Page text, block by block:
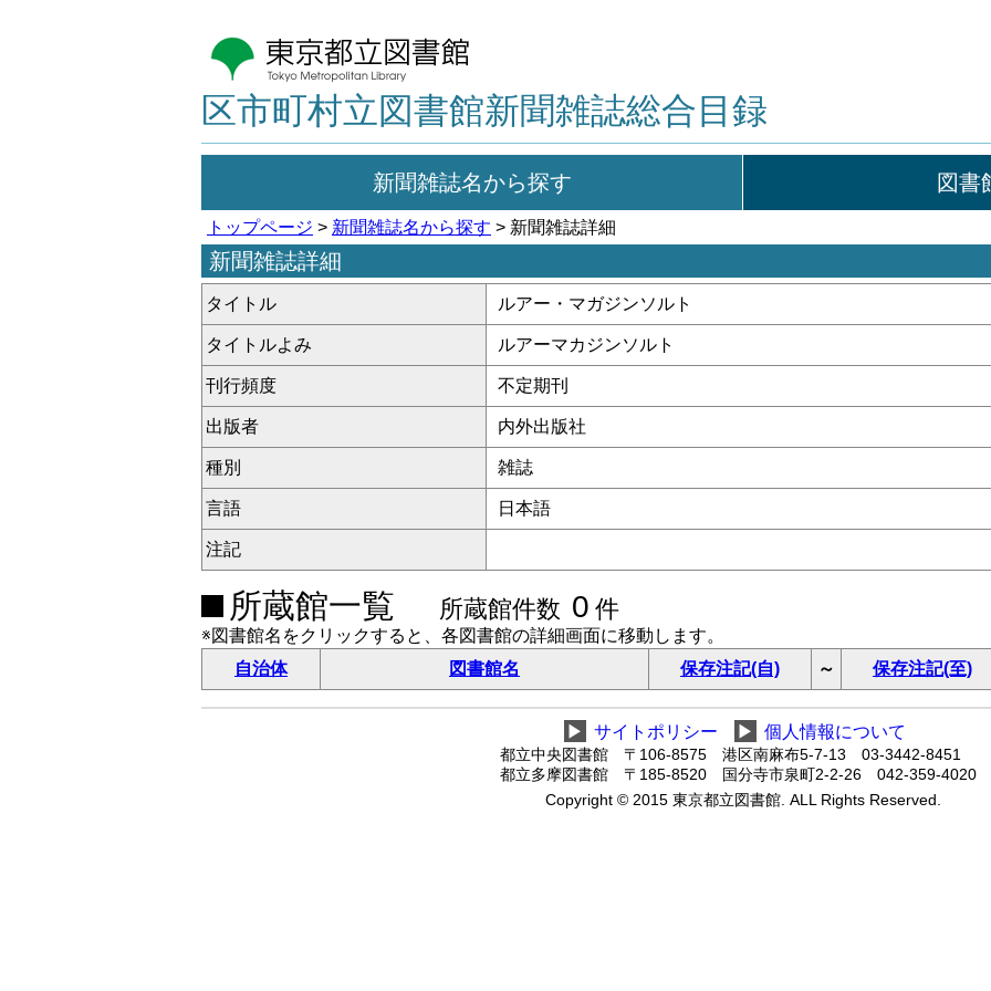
区市町村立図書館新聞雑誌総合目録
新聞雑誌名から探す 図書
トップページ > 新聞雑誌名から探す > 新聞雑誌詳細
新聞雑誌詳細
タイトル ルアー・マガジンソルト
タイトルよみ ルアーマカジンソルト
刊行頻度 不定期刊
出版者 内外出版社
種別 雑誌
言語 日本語
注記
所蔵館一覧 所蔵館件数 0 件
※図書館名をクリックすると、各図書館の詳細画面に移動します。
自治体
図書館名 保存注記(自) ～ 保存注記(至)
▶ サイトポリシー ▶ 個人情報について
都立中央図書館 〒106-8575 港区南麻布5-7-13 03-3442-8451
都立多摩図書館 〒185-8520 国分寺市泉町2-2-26 042-359-4020
Copyright © 2015 東京都立図書館. ALL Rights Reserved.